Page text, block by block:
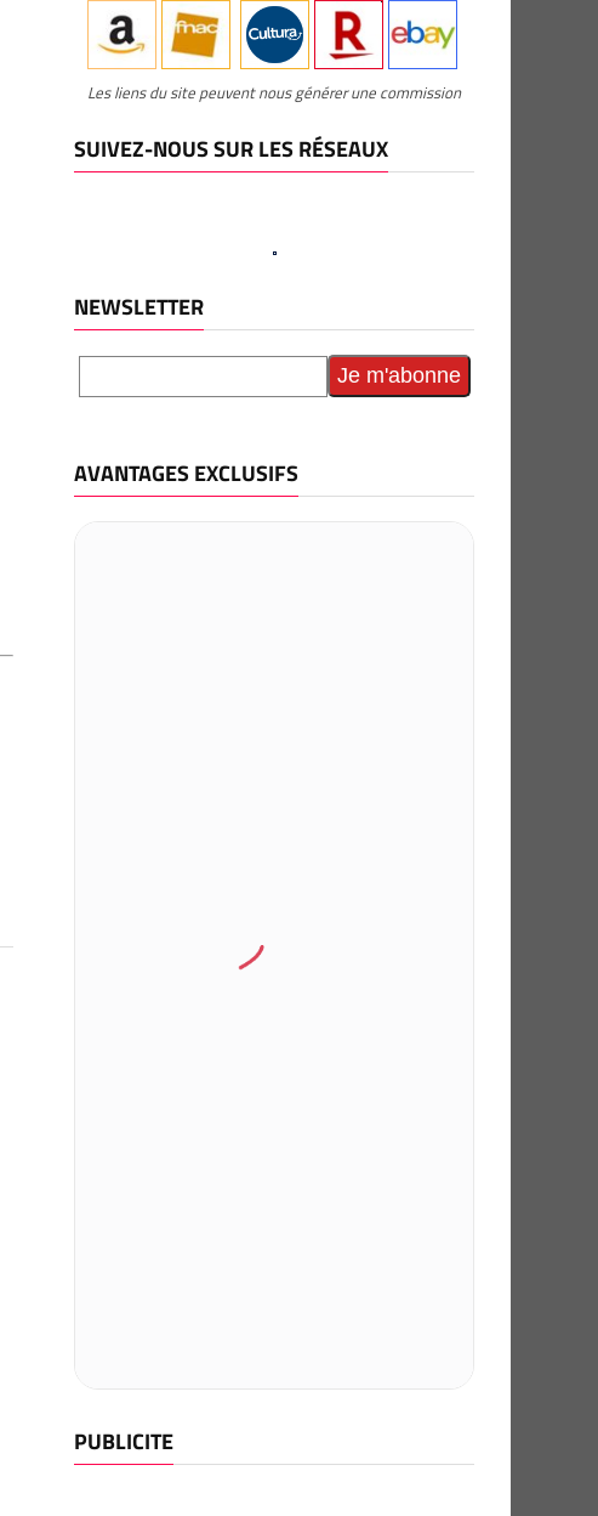
Les liens du site peuvent nous générer une commission
SUIVEZ-NOUS SUR LES RÉSEAUX
NEWSLETTER
AVANTAGES EXCLUSIFS
PUBLICITE